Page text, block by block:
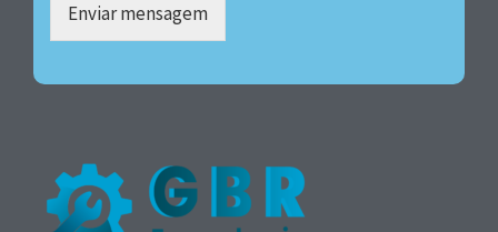
Enviar mensagem